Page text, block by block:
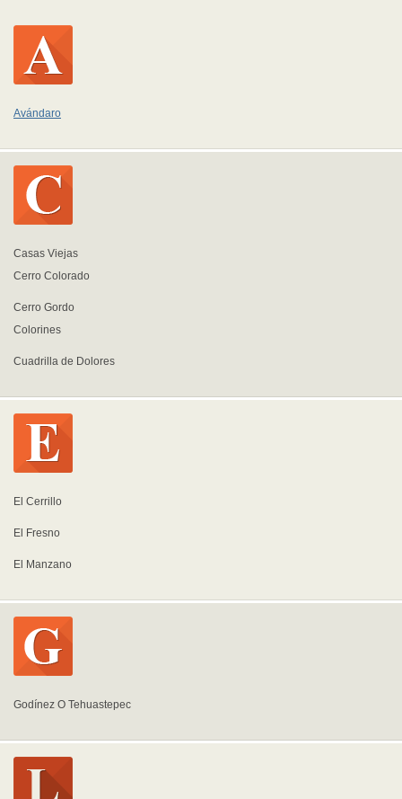
Avándaro
Casas Viejas
Cerro Colorado
Cerro Gordo
Colorines
Cuadrilla de Dolores
El Cerrillo
El Fresno
El Manzano
Godínez O Tehuastepec